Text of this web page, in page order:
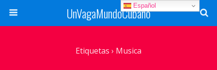
UnVagaMundoCubano
Etiquetas › Musica
Español